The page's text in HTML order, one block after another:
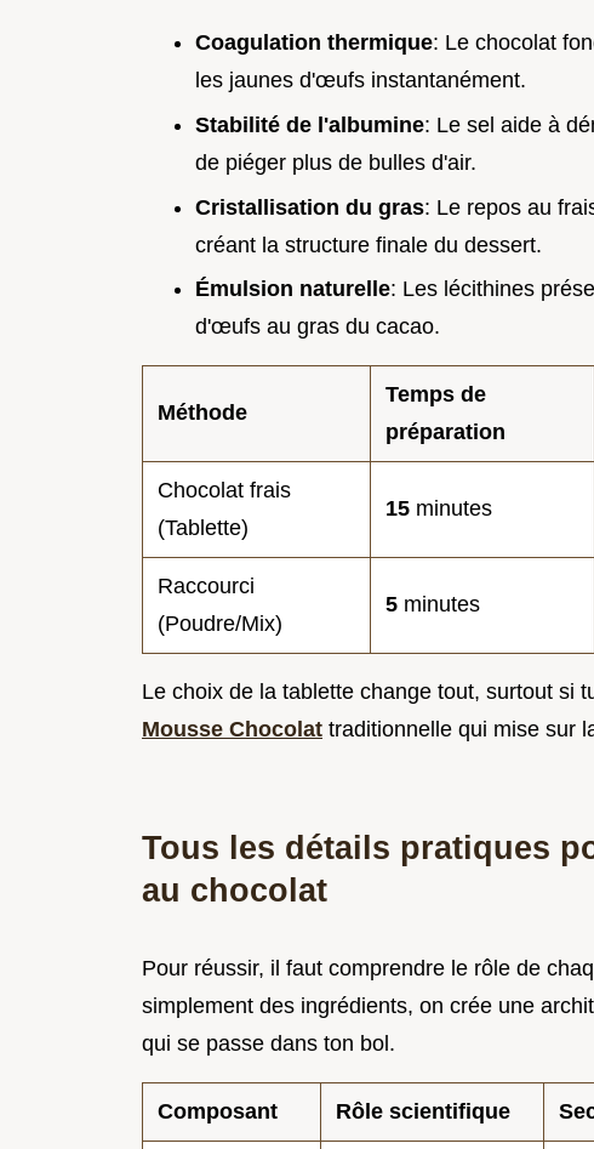
Coagulation thermique: Le chocolat
les jaunes d'œufs instantanément.
Stabilité de l'albumine: Le sel aide à
de piéger plus de bulles d'air.
Cristallisation du gras: Le repos au
créant la structure finale du dessert.
Émulsion naturelle: Les lécithines
d'œufs au gras du cacao.
Méthode
Temps de
préparation
Chocolat frais
(Tablette)
15 minutes
Raccourci
(Poudre/Mix)
5 minutes
Le choix de la tablette change tout, surtout si
Mousse Chocolat traditionnelle qui mise sur
Tous les détails pratiques
au chocolat
Pour réussir, il faut comprendre le rôle de
simplement des ingrédients, on crée une
qui se passe dans ton bol.
Composant Rôle scientifique